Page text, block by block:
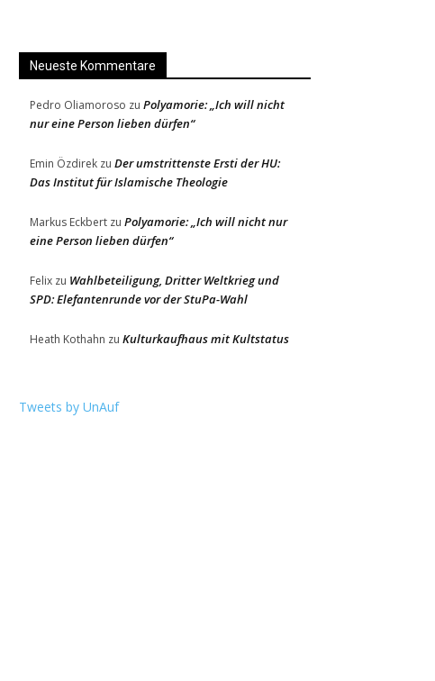
Neueste Kommentare
Pedro Oliamoroso zu Polyamorie: „Ich will nicht
nur eine Person lieben dürfen“
Emin Özdirek zu Der umstrittenste Ersti der HU:
Das Institut für Islamische Theologie
Markus Eckbert zu Polyamorie: „Ich will nicht nur
eine Person lieben dürfen“
Felix zu Wahlbeteiligung, Dritter Weltkrieg und
SPD: Elefantenrunde vor der StuPa-Wahl
Heath Kothahn zu Kulturkaufhaus mit Kultstatus
Tweets by UnAuf